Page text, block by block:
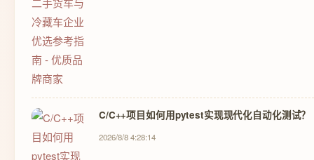
C/C++项目如何用pytest实现现代化自动化测试？
2026/8/8 4:28:14